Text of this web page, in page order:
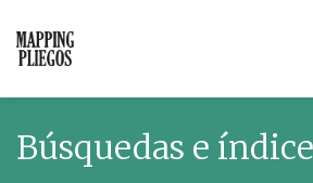
Búsquedas e